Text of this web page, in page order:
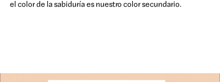
el color de la sabiduría es nuestro color secundario.